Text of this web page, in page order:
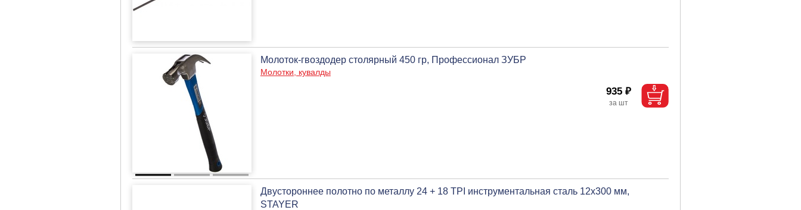
Молоток-гвоздодер столярный 450 гр, Профессионал ЗУБР
Молотки, кувалды
935 ₽
Двустороннее полотно по металлу 24 + 18 TPI инструментальная сталь 12х300 мм,
STAYER